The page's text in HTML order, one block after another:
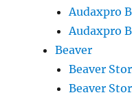
Audaxpro
Audaxpro
Beaver
Beaver
Beaver